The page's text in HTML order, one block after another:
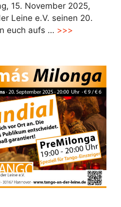
15. November 2025,
Leine e.V. seinen 20.
euch aufs … >>>